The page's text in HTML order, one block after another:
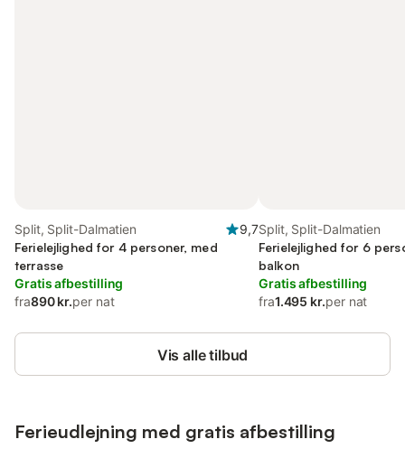
Split, Split-Dalmatien
9,7
Ferielejlighed for 4 personer, med
terrasse
Gratis afbestilling
fra890 kr.per nat
Split, Split-Dalmatien
Ferielejlighed for 6
balkon
Gratis afbestilling
fra1.495 kr.per nat
Vis alle tilbud
Ferieudlejning med gratis afbestilling